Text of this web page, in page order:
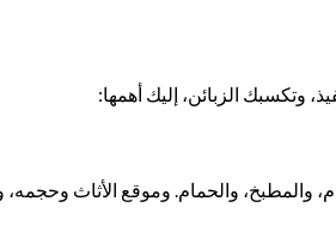
وتكسبك الزبائن، إليك أهمها:
والمطبخ، والحمام. وموقع الأثاث